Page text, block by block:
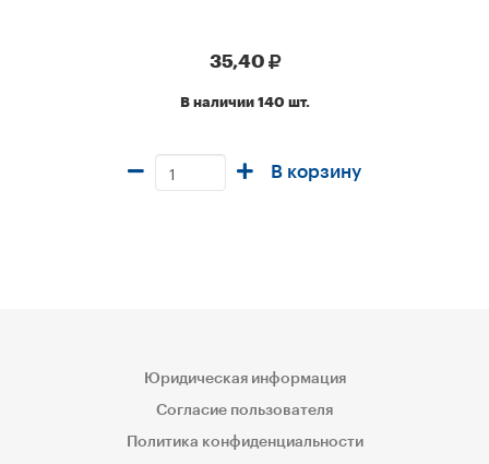
35,40
В наличии 140 шт.
В корзину
Юридическая информация
Согласие пользователя
Политика конфиденциальности